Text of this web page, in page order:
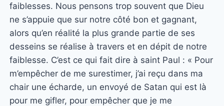
faiblesses. Nous pensons trop souvent que Dieu
ne s’appuie que sur notre côté bon et gagnant,
alors qu’en réalité la plus grande partie de ses
desseins se réalise à travers et en dépit de notre
faiblesse. C’est ce qui fait dire à saint Paul : « Pour
m’empêcher de me surestimer, j’ai reçu dans ma
chair une écharde, un envoyé de Satan qui est là
pour me gifler, pour empêcher que je me